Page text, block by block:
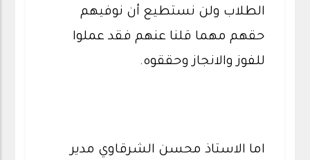
الطلاب ولن نستطيع أن نوفيهم
حقهم مهما قلنا عنهم فقد عملوا
للفوز والانجاز وحققوه.
اما الاستاذ محسن الشرقاوي مدير